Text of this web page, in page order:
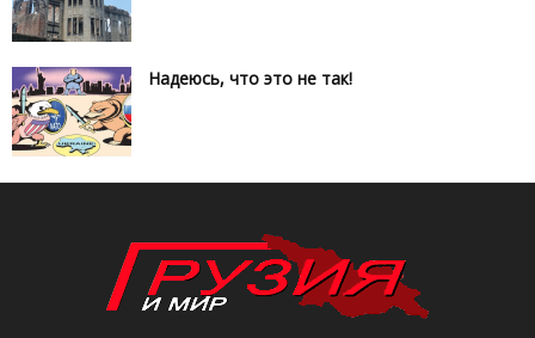
Надеюсь, что это не так!